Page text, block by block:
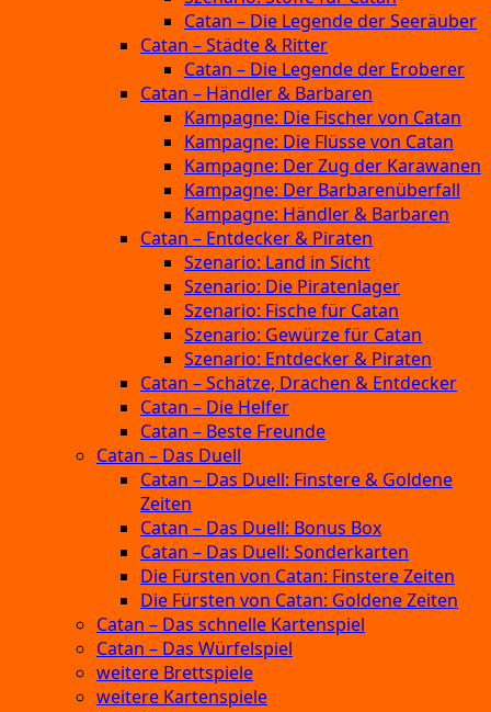
Catan – Die Legende der Seeräuber
Catan – Städte & Ritter
Catan – Die Legende der Eroberer
Catan – Händler & Barbaren
Kampagne: Die Fischer von Catan
Kampagne: Die Flüsse von Catan
Kampagne: Der Zug der Karawanen
Kampagne: Der Barbarenüberfall
Kampagne: Händler & Barbaren
Catan – Entdecker & Piraten
Szenario: Land in Sicht
Szenario: Die Piratenlager
Szenario: Fische für Catan
Szenario: Gewürze für Catan
Szenario: Entdecker & Piraten
Catan – Schätze, Drachen & Entdecker
Catan – Die Helfer
Catan – Beste Freunde
Catan – Das Duell
Catan – Das Duell: Finstere & Goldene
Zeiten
Catan – Das Duell: Bonus Box
Catan – Das Duell: Sonderkarten
Die Fürsten von Catan: Finstere Zeiten
Die Fürsten von Catan: Goldene Zeiten
Catan – Das schnelle Kartenspiel
Catan – Das Würfelspiel
weitere Brettspiele
weitere Kartenspiele